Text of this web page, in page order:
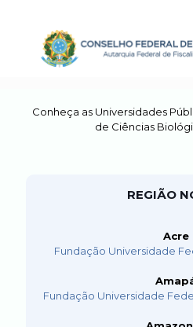
Conheça as Universidades
de Ciências
REGIÃO
Acre
Fundação Universidade
Fundação Universidade